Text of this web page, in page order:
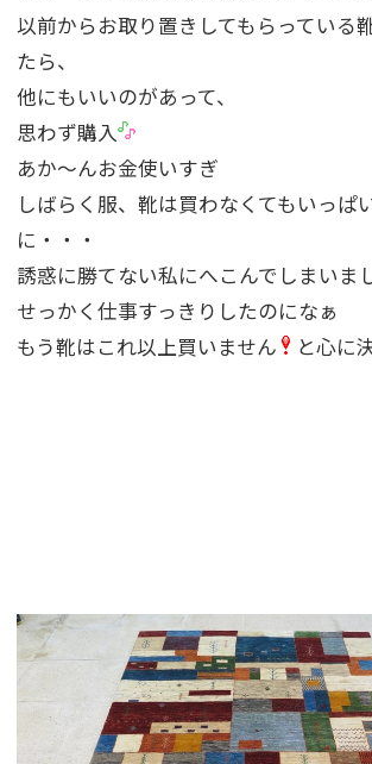
以前からお取り置きしてもらっている
たら、
他にもいいのがあって、
思わず購入
あか〜んお金使いすぎ
しばらく服、靴は買わなくてもいっぱ
に・・・
誘惑に勝てない私にへこんでしまいま
せっかく仕事すっきりしたのになぁ
もう靴はこれ以上買いません
と心に